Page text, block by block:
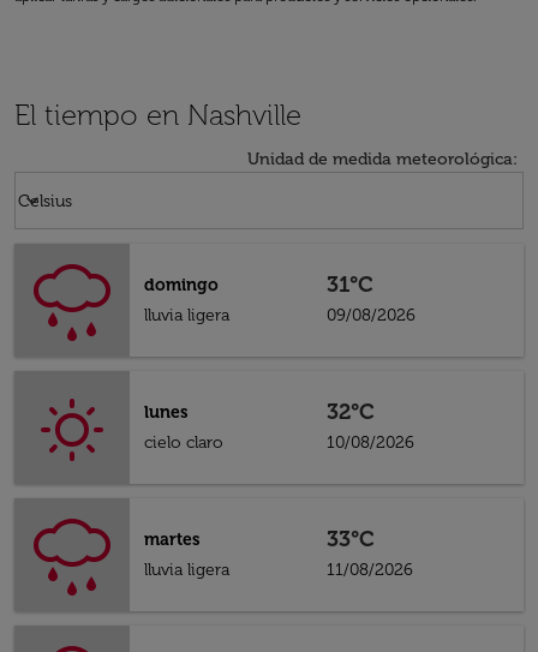
El tiempo en Nashville
Unidad de medida meteorológica:
Celsius
keyboard_arrow_down
domingo
lluvia ligera
31°C
09/08/2026
lunes
cielo claro
32°C
10/08/2026
martes
lluvia ligera
33°C
11/08/2026